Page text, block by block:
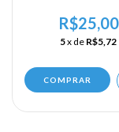
Viagem a
Buenos Aires
R$25,00
5x de R$5,72
COMPRAR